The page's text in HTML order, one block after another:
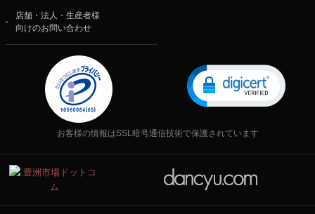
店舗・法人・生産者様
向けのお問い合わせ
お客様の情報はSSL暗号通信技術で保護されています